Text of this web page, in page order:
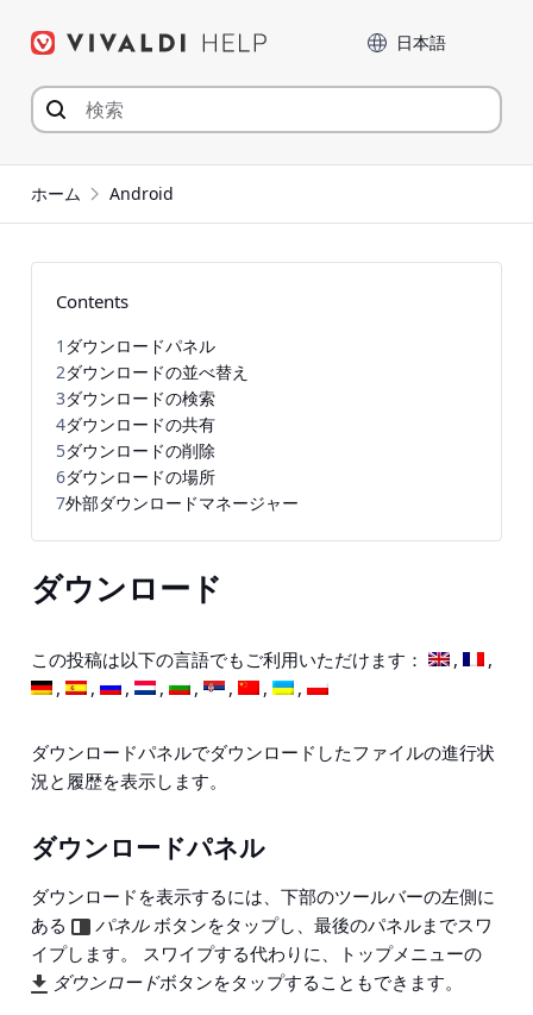
言語
ホーム Android
ダウンロード
この投稿は以下の言語でもご利用いただけます：
ダウンロードパネルでダウンロードしたファイルの進行状
況と履歴を表示します。
ダウンロードパネル
ダウンロードを表示するには、下部のツールバーの左側に
ある
パネルボタンをタップし、最後のパネルまでスワ
イプします。 スワイプする代わりに、トップメニューの
ダウンロードボタンをタップすることもできます。
Contents
1 ダウンロードパネル
2ダウンロードの並べ替え
3ダウンロードの検索
4ダウンロードの共有
5ダウンロードの削除
6ダウンロードの場所
7外部ダウンロードマネージャー